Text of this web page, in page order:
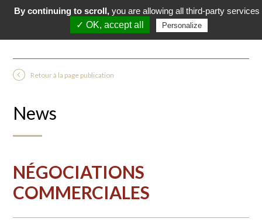
Retour à la page publication
News
NÉGOCIATIONS
COMMERCIALES
By continuing to scroll, you are allowing all third-party services
✓ OK, accept all
Personalize